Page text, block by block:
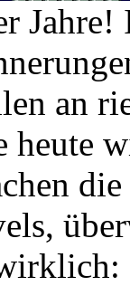
an
heute